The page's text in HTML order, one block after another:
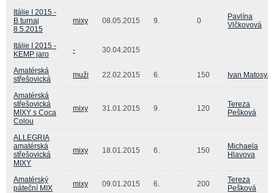
Itálie I 2015 -
B turnaj
8.5.2015
mixy 08.05.2015 9. 0
Pavlína
Vlčkovová
Itálie I 2015 -
KEMP jaro
- 30.04.2015
Amatérská
střešovická
muži 22.02.2015 6. 150 Ivan
Amatérská
střešovická
MIXY s Coca
Colou
mixy 31.01.2015 9. 120
Tereza
Pešková
ALLEGRIA
amatérská
střešovická
MIXY
mixy 18.01.2015 6. 150
Michaela
Hlavova
Amatérský
páteční MIX
mixy 09.01.2015 6. 200
Tereza
Pešková